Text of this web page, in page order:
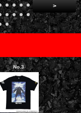
>
No.3 No.4